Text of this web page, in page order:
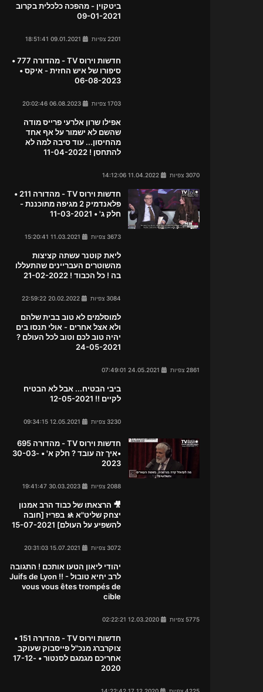
ביטקוין - מהפכה כלכלית בקרוב
09-01-2021
2201 צפיות
חדשות וירוס TV - מהדורה 777 •
סיפורו של איש החזית - איקס •
06-08-2023
1703 צפיות
אפילו שרון אלרעי פרייס מודה
שהשם לא ישמור על אף אחד
מהחיסון... עוד סיבה למה לא
להתחסן ! 11-04-2022
3070 צפיות
חדשות וירוס TV - מהדורה 211 •
פלאנדמיק 2 מגיפה מתוכננת -
חלק ג' • 11-03-2021
3673 צפיות
ליאת קוטנר עשתה קציצות
מהשוטרים העבריינים שהתעללו
בה ! כל הכבוד ! 21-02-2022
3084 צפיות
למוסלמים לא טוב בבית שלהם
ולא אצל אחרים - אולי תנסו בים
יהיה טוב לכם וטוב לכל העולם ?
24-05-2021
2861 צפיות
ביבי הבטיח... אבל לא הבטיח
לקיים !! 12-05-2021
3230 צפיות
חדשות וירוס TV - מהדורה 695
•איך זה עובד ? חלק א' • 30-03-
2023
2088 צפיות
🎥 הרצאתו של כבוד הרב אמנון
יצחק שליט"א 🚸 בפריז [חובה
להשפיע על העולם] 15-07-2021
3072 צפיות
יהודי ליאון הטעו אותכם ! התגובה
לרב יחיא טובול - !! Juifs de Lyon
vous vous êtes trompés de
cible
5775 צפיות
חדשות וירוס TV - מהדורה 151 •
צוקרברג מנכ"ל פייסבוק שעוקב
אחריכם מגמגם לסנטור • 17-12-
2020